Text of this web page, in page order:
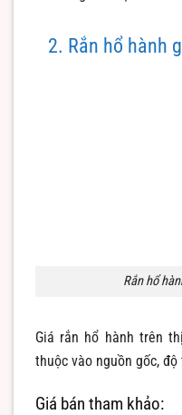
2. Rắn hổ hành
Rắn hổ
Giá rắn hổ hành trên
thuộc vào nguồn gốc,
Giá bán tham khảo: